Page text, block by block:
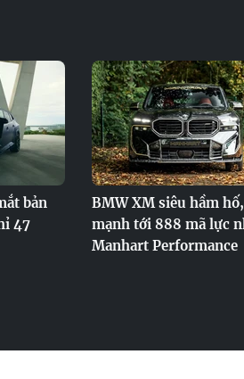
bản
47
BMW XM siêu hầm hố,
mạnh tới 888 mã lực
Manhart Performance